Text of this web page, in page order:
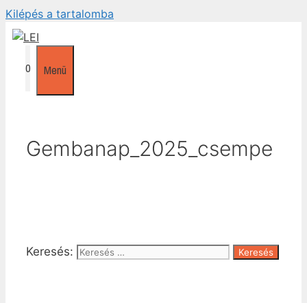
Kilépés a tartalomba
0 Menü
Gembanap_2025_csempe
Keresés: